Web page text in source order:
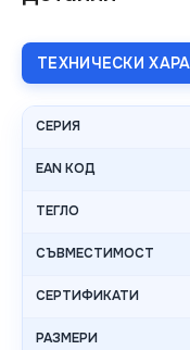
ТЕХНИЧЕСКИ
СЕРИЯ
EAN КОД
ТЕГЛО
СЪВМЕСТИМОСТ
СЕРТИФИКАТИ
РАЗМЕРИ